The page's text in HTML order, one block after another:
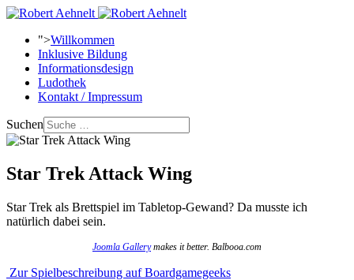
">Willkommen
Inklusive Bildung
Informationsdesign
Ludothek
Kontakt / Impressum
Suchen
Star Trek Attack Wing
Star Trek als Brettspiel im Tabletop-Gewand? Da musste ich
natürlich dabei sein.
Joomla Gallerymakes it better. Balbooa.com
Zur Spielbeschreibung auf Boardgamegeeks